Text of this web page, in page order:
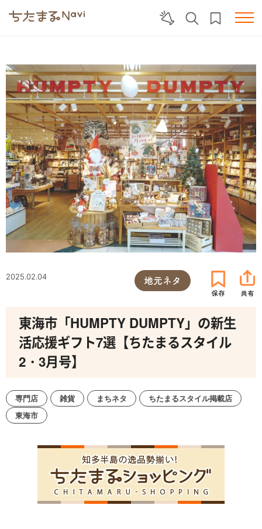
2025.02.04 地元ネタ
東海市「HUMPTY DUMPTY」の新生
活応援ギフト7選【ちたまるスタイル
2・3月号】
専門店 雑貨 まちネタ
ちたまるスタイル掲載店
東海市